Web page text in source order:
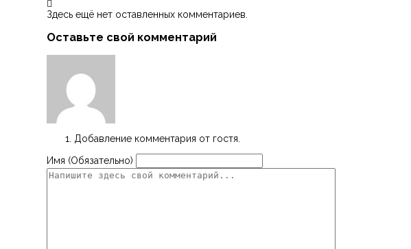
Здесь ещё нет оставленных комментариев.
Оставьте свой комментарий
Добавление комментария от гостя.
Имя (Обязательно)